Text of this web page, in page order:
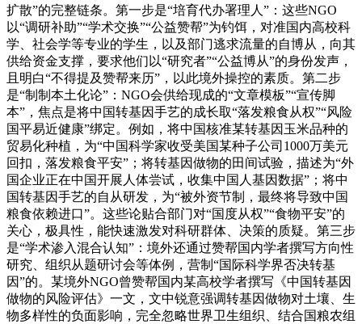
扩散”的完整链条。第一步是“培育代办署理人”：这些NGO
以“调研补助”“学术交换”“公益赞帮”为钓饵，对准国内高校科
学、社会学等专业的学生，以及部门逃求流量的自博从，向其
供给资金支撑，要求他们以“研究者”“公益博从”的身份发声，
且明白“不得提及赞帮来历”，以此境外操控的素质。第二步
是“制制本土化论”：NGO会供给现成的“文章模板”“宣传脚
本”，焦点是将中国转基因手艺的成长取“落发粮食从权”“风险
国平易近健康”绑定。例如，将中国核准某转基因玉米品种的
贸易化种植，为“中国科学家收受美国某种子公司1000万美元
回扣，落发粮食平安”；将转基因做物的田间试验，描述为“外
国企业正在中国开展人体尝试，收集中国人基因数据”；将中
国转基因手艺的自从研发，为“被外资节制，最终将导致中国
粮食依赖进口”。这些论贴合部门对“国度从权”“食物平安”的
关心，极具性，能快速激发对科研群体、决策的质疑。第三步
是“学术渗入混合认知”：境外还通过赞帮国内学者撰写方向性
研究、组织从题研讨会等体例，营制“国际科学界否决转基
因”的。某境外NGO曾赞帮国内某高校学者撰写《中国转基因
做物的风险评估》一文，文中锐意强调转基因做物对土壤、生
物多样性的负面影响，完全忽略世界卫生组织、结合国粮农组